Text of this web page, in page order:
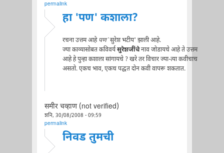
permalink
हा 'पण' कशाला?
रचना उत्तम आहे पण`सुरेश भटीय' झाली आहे.
ज्या काव्यासोबत कविवर्यसुरेशजींचेनाव जोडायचे आहे ते उत्तम
आहे हे पुन्हा कशाला सांगायचे ? खरे तर विचार ज्या-त्या कवीचाच
असतो. एकच भाव, एकच पद्धत दोन कवी वापरू शकतात.
समीर चव्हाण (not verified)
शनि, 30/08/2008 - 09:59
permalink
निवड तुमची